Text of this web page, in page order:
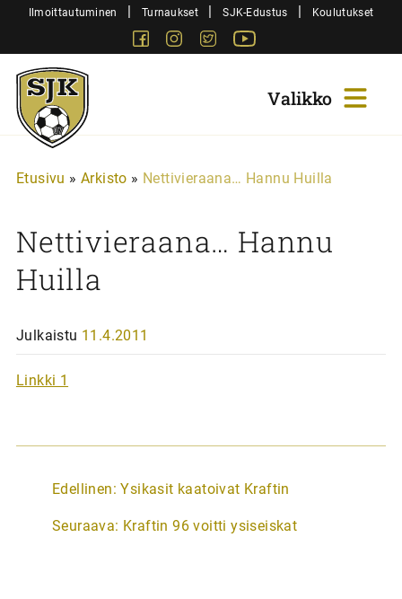
SiirryIlmoittautuminen | Turnaukset | SJK-Edustus | Koulutukset
FacebookInstagram
Twitter
Sjk-
Juniorit
Etusivu » Arkisto » Nettivieraana… Hannu Huilla
Nettivieraana… Hannu
Huilla
Julkaistu 11.4.2011
Linkki 1
A
t
Edellinen: Ysikasit kaatoivat Kraftin
Seuraava: Kraftin 96 voitti ysiseiskat